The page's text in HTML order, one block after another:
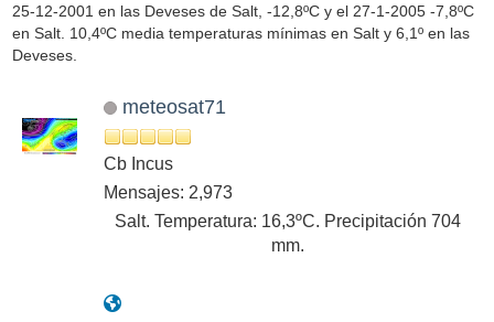
25-12-2001 en las Deveses de Salt, -12,8ºC y el 27-1-2005 -7,8ºC
en Salt. 10,4ºC media temperaturas mínimas en Salt y 6,1º en las
Deveses.
meteosat71
Cb Incus
Mensajes: 2,973
Salt. Temperatura: 16,3ºC. Precipitación 704
mm.